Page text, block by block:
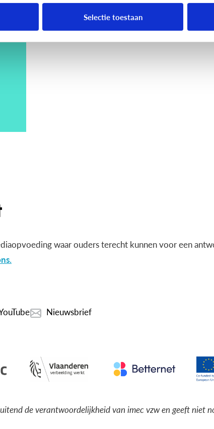
Selectie toestaan
waar ouders terecht kunnen voor een
Nieuwsbrief
de verantwoordelijkheid van imec vzw en geeft niet